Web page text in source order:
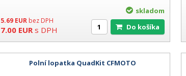
5.69 EUR bez DPH
7.00 EUR s DPH
skladom
Do košíka
Polní lopatka QuadKit CFMOTO